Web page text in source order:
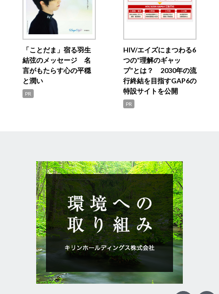
「ことだま」宿る羽生
結弦のメッセージ 名
言がもたらす心の平穏
と潤い
PR
HIV/エイズにまつわる6
つの“理解のギャッ
プ”とは？ 2030年の流
行終結を目指すGAP6の
特設サイトを公開
PR